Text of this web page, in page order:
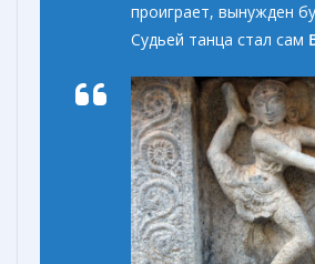
проиграет, вынужден
Судьей танца стал сам